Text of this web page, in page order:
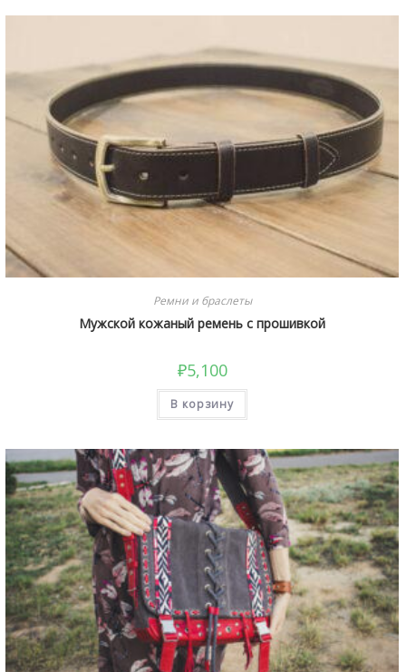
Ремни и браслеты
Мужской кожаный ремень с прошивкой
₽5,100
В корзину